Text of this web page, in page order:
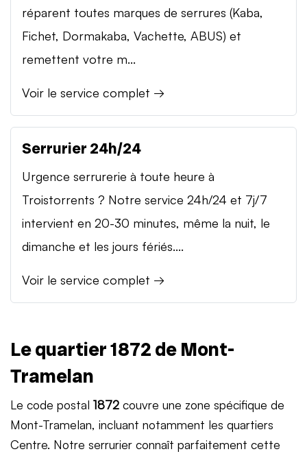
réparent toutes marques de serrures (Kaba,
Fichet, Dormakaba, Vachette, ABUS) et
remettent votre m...
Voir le service complet →
Serrurier 24h/24
Urgence serrurerie à toute heure à
Troistorrents ? Notre service 24h/24 et 7j/7
intervient en 20-30 minutes, même la nuit, le
dimanche et les jours fériés....
Voir le service complet →
Le quartier 1872 de Mont-
Tramelan
Le code postal 1872 couvre une zone spécifique de
Mont-Tramelan, incluant notamment les quartiers
Centre. Notre serrurier connaît parfaitement cette